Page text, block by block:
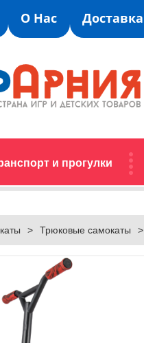
О Нас Доставка
и прогулки
> Трюковые самокаты >